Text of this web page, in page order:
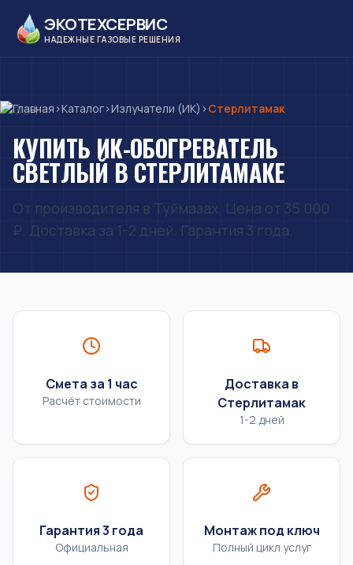
ЭКОТЕХСЕРВИС
НАДЕЖНЫЕ ГАЗОВЫЕ РЕШЕНИЯ
Главная ›Каталог›Излучатели (ИК) ›Стерлитамак
КУПИТЬ ИК-ОБОГРЕВАТЕЛЬ
СВЕТЛЫЙ В СТЕРЛИТАМАКЕ
От производителя в Туймазах. Цена от 35 000
₽. Доставка за 1-2 дней. Гарантия 3 года.
Смета за 1 час
Расчёт стоимости
Доставка в
Стерлитамак
1-2 дней
Гарантия 3 года
Официальная
Монтаж под ключ
Полный цикл услуг